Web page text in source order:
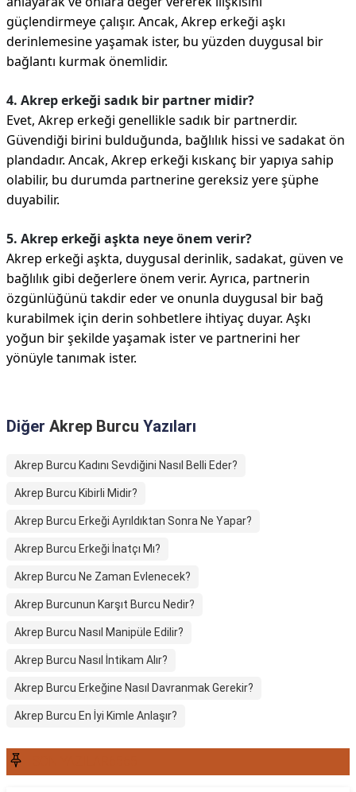
güçlendirmeye çalışır. Ancak, Akrep erkeği aşkı
derinlemesine yaşamak ister, bu yüzden duygusal bir
bağlantı kurmak önemlidir.
4. Akrep erkeği sadık bir partner midir?
Evet, Akrep erkeği genellikle sadık bir partnerdir.
Güvendiği birini bulduğunda, bağlılık hissi ve sadakat ön
plandadır. Ancak, Akrep erkeği kıskanç bir yapıya sahip
olabilir, bu durumda partnerine gereksiz yere şüphe
duyabilir.
5. Akrep erkeği aşkta neye önem verir?
Akrep erkeği aşkta, duygusal derinlik, sadakat, güven ve
bağlılık gibi değerlere önem verir. Ayrıca, partnerin
özgünlüğünü takdir eder ve onunla duygusal bir bağ
kurabilmek için derin sohbetlere ihtiyaç duyar. Aşkı
yoğun bir şekilde yaşamak ister ve partnerini her
yönüyle tanımak ister.
Diğer Akrep Burcu Yazıları
Akrep Burcu Kadını Sevdiğini Nasıl Belli Eder?
Akrep Burcu Kibirli Midir?
Akrep Burcu Erkeği Ayrıldıktan Sonra Ne Yapar?
Akrep Burcu Erkeği İnatçı Mı?
Akrep Burcu Ne Zaman Evlenecek?
Akrep Burcunun Karşıt Burcu Nedir?
Akrep Burcu Nasıl Manipüle Edilir?
Akrep Burcu Nasıl İntikam Alır?
Akrep Burcu Erkeğine Nasıl Davranmak Gerekir?
Akrep Burcu En İyi Kimle Anlaşır?